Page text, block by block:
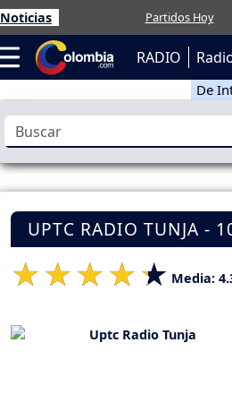
Noticias Partidos Hoy
RADIO
De
UPTC RADIO TUNJA -
Media: